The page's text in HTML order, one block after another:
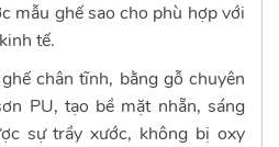
mẫu ghế sao cho phù hợp với
tế.
chân tĩnh, bằng gỗ chuyên
PU, tạo bề mặt nhẵn, sáng
sự trầy xước, không bị oxy